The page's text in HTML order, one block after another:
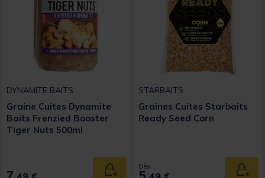
DYNAMITE BAITS
Graine Cuites Dynamite
Baits Frenzied Booster
Tiger Nuts 500ml
Ajouter au panier
STARBAITS
Graines Cuites Starbaits
Ready Seed Corn
Dès